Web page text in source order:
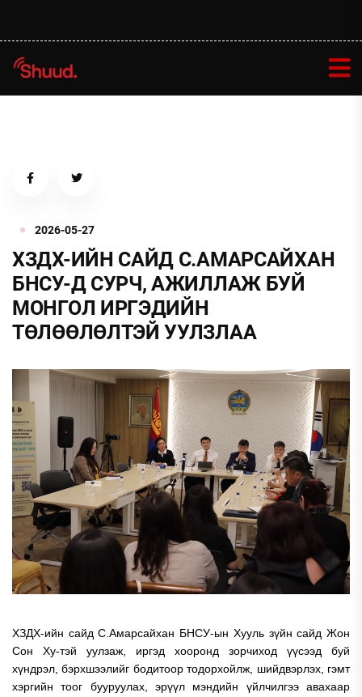
2026-05-27
ХЗДХ-ИЙН САЙД С.АМАРСАЙХАН
БНСУ-Д СУРЧ, АЖИЛЛАЖ БУЙ
МОНГОЛ ИРГЭДИЙН
ТӨЛӨӨЛӨЛТЭЙ УУЛЗЛАА
ХЗДХ-ийн сайд С.Амарсайхан БНСУ-ын Хууль зүйн сайд Жон
Сон Ху-тэй уулзаж, иргэд хооронд зорчиход үүсээд буй
хүндрэл, бэрхшээлийг бодитоор тодорхойлж, шийдвэрлэх, гэмт
хэргийн тоог бууруулах, эрүүл мэндийн үйлчилгээ авахаар